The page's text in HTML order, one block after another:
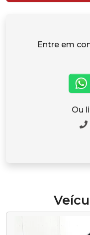
Entre em
Ou